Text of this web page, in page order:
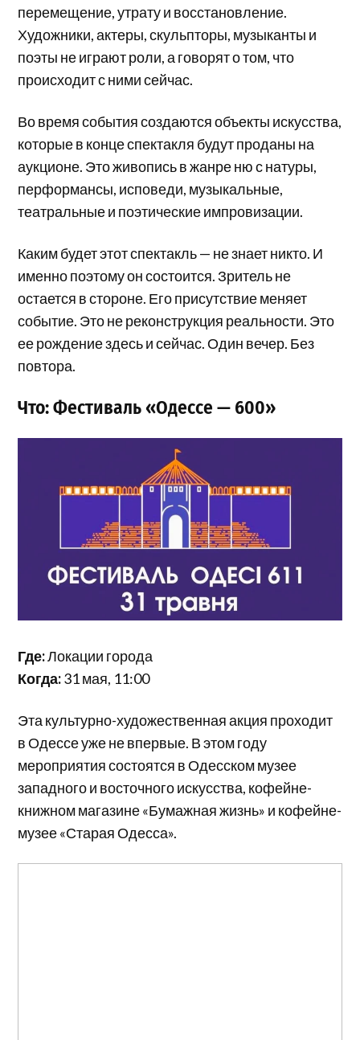
перемещение, утрату и восстановление.
Художники, актеры, скульпторы, музыканты и
поэты не играют роли, а говорят о том, что
происходит с ними сейчас.
Во время события создаются объекты искусства,
которые в конце спектакля будут проданы на
аукционе. Это живопись в жанре ню с натуры,
перформансы, исповеди, музыкальные,
театральные и поэтические импровизации.
Каким будет этот спектакль — не знает никто. И
именно поэтому он состоится. Зритель не
остается в стороне. Его присутствие меняет
событие. Это не реконструкция реальности. Это
ее рождение здесь и сейчас. Один вечер. Без
повтора.
Что: Фестиваль «Одессе — 600»
Где:Локации города
Когда:31 мая, 11:00
Эта культурно-художественная акция проходит
в Одессе уже не впервые. В этом году
мероприятия состоятся в Одесском музее
западного и восточного искусства, кофейне-
книжном магазине «Бумажная жизнь» и кофейне-
музее «Старая Одесса».